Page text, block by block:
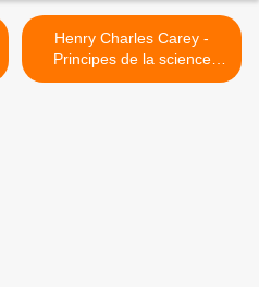
Henry Charles Carey -
Principes de la science
sociale - Tome I - Chapitre